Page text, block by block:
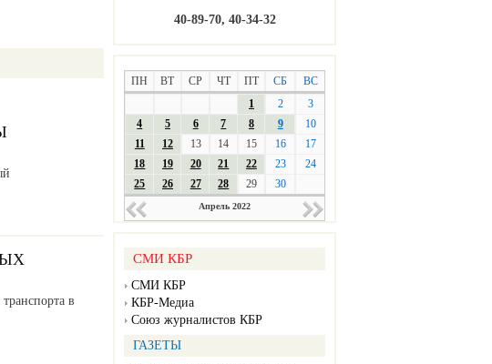
40-89-70, 40-34-32
ПН ВТ СР ЧТ ПТ СБ
ВС
1
2
3
4
5 6 7 8 9
10
11
12 13 14 15 16
17
18
19 20 21 22 23
24
25
26 27 28 29 30
Апрель 2022
СМИ КБР
СМИ КБР
КБР-Медиа
Союз журналистов КБР
ГАЗЕТЫ
в